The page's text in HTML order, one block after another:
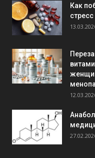
Как
стресс